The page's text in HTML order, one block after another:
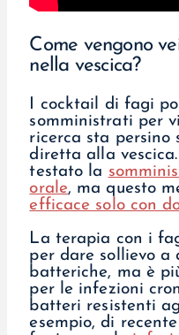
Come vengono
nella vescica?
I cocktail di fagi
somministrati per
ricerca sta persino
diretta alla
testato la
orale, ma questo
efficace solo con
La terapia con i
per dare sollievo a
batteriche, ma è
per le infezioni
batteri resistenti
esempio, di